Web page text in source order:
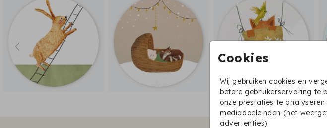
Cookies
Wij gebruiken cookies en
betere gebruikerservaring te
onze prestaties te
mediadoeleinden (het
advertenties).